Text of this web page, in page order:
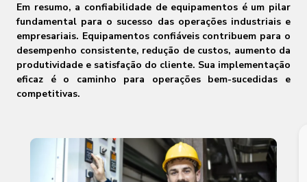
Em resumo, a confiabilidade de equipamentos é um pilar
fundamental para o sucesso das operações industriais e
empresariais. Equipamentos confiáveis contribuem para o
desempenho consistente, redução de custos, aumento da
produtividade e satisfação do cliente. Sua implementação
eficaz é o caminho para operações bem-sucedidas e
competitivas.